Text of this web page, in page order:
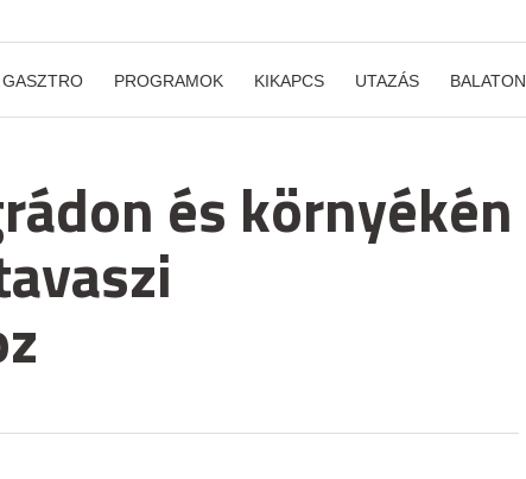
GASZTRO PROGRAMOK KIKAPCS UTAZÁS BALATON
és környékén